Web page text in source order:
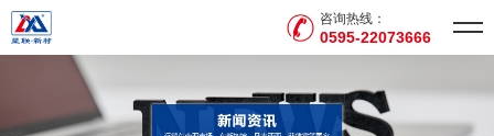
咨询热线：
0595-22073666